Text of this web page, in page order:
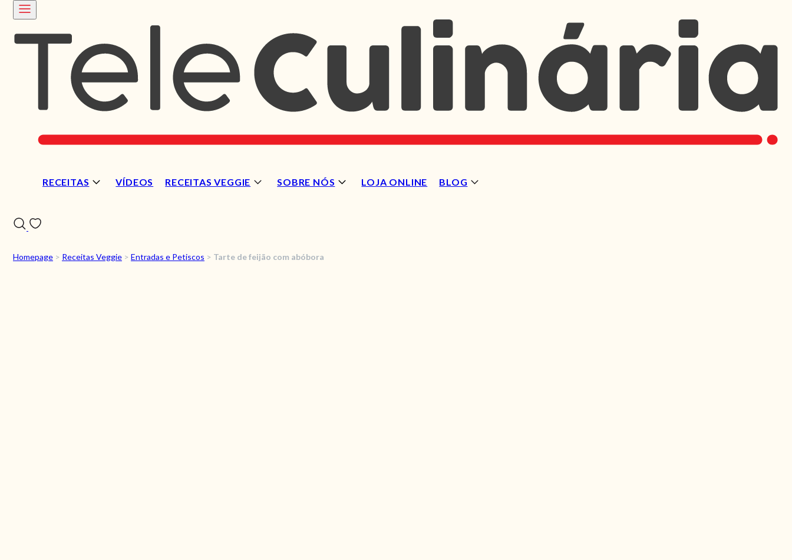
RECEITAS VÍDEOS RECEITAS VEGGIE SOBRE NÓS LOJA ONLINE BLOG
Homepage > Receitas Veggie > Entradas e Petiscos > Tarte de feijão com abóbora